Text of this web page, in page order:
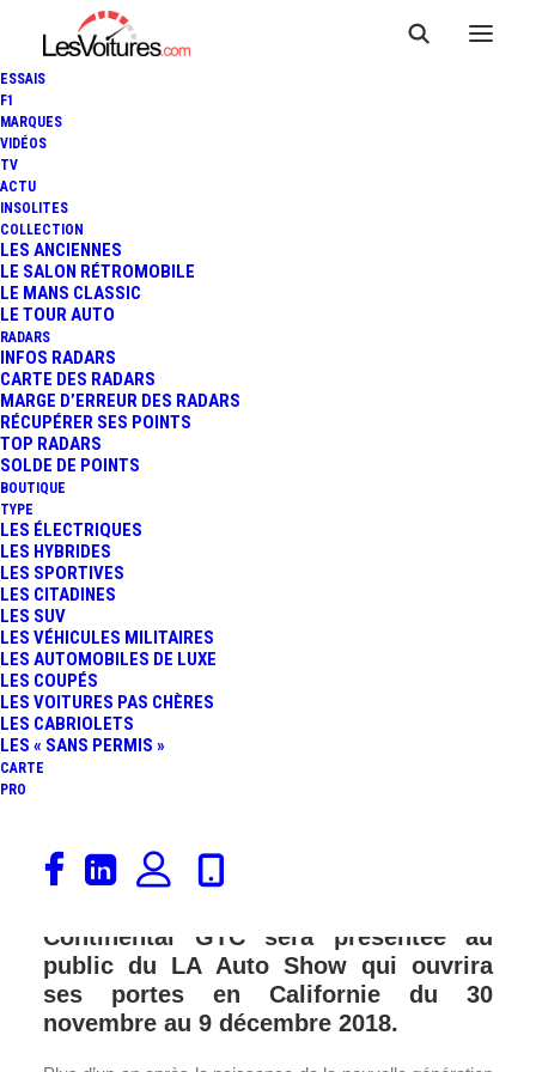
ESSAIS
F1
MARQUES
VIDÉOS
TV
ACTU
INSOLITES
COLLECTION
LES ANCIENNES
LE SALON RÉTROMOBILE
LE MANS CLASSIC
LE TOUR AUTO
RADARS
INFOS RADARS
CARTE DES RADARS
MARGE D’ERREUR DES RADARS
RÉCUPÉRER SES POINTS
TOP RADARS
SOLDE DE POINTS
BOUTIQUE
TYPE
LES ÉLECTRIQUES
LES HYBRIDES
LES SPORTIVES
LES CITADINES
LES SUV
LES VÉHICULES MILITAIRES
LES AUTOMOBILES DE LUXE
LES COUPÉS
LES VOITURES PAS CHÈRES
LES CABRIOLETS
LES « SANS PERMIS »
CARTE
PRO
BENTLEY CONTINENTAL GTC
: L'HYPER-LUXE À CIEL
2 Minutes |
La Continental GT « enlève le haut » et
gagne un « C » pour « Convertible » et
Continental GTC sera présentée au
public du LA Auto Show qui ouvrira
ses portes en Californie du 30
novembre au 9 décembre 2018.